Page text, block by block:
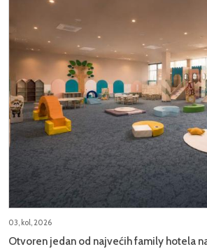
03, kol, 2026
Otvoren jedan od najvećih family hotela